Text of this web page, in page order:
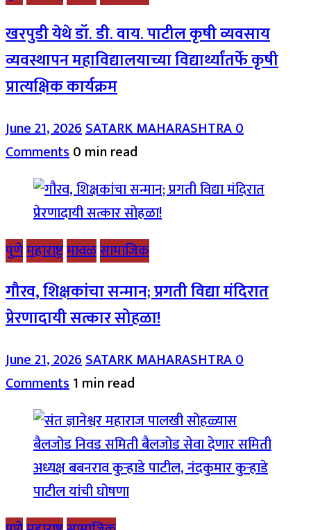
खरपुडी येथे डॉ. डी. वाय. पाटील कृषी व्यवसाय
व्यवस्थापन महाविद्यालयाच्या विद्यार्थ्यांतर्फे कृषी
प्रात्यक्षिक कार्यक्रम
June 21, 2026SATARK MAHARASHTRA0
Comments0 min read
पुणेमहाराष्ट्रमावळसामाजिक
गौरव, शिक्षकांचा सन्मान; प्रगती विद्या मंदिरात
प्रेरणादायी सत्कार सोहळा!
June 21, 2026SATARK MAHARASHTRA0
Comments1 min read